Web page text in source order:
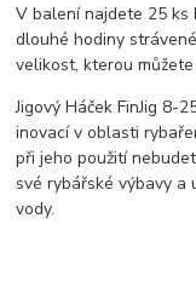
V balení najdete 25 ks
dlouhé hodiny
velikost, kterou
Jigový Háček FinJig 8-
inovací v oblasti
při jeho použití
své rybářské výbavy
vody.